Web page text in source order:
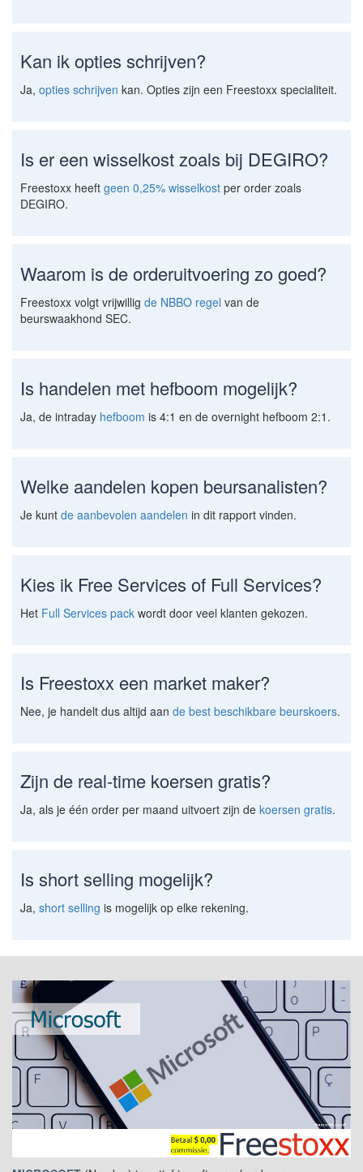
Kan ik opties schrijven?
Ja, opties schrijven kan. Opties zijn een Freestoxx specialiteit.
Is er een wisselkost zoals bij DEGIRO?
Freestoxx heeft geen 0,25% wisselkost per order zoals
DEGIRO.
Waarom is de orderuitvoering zo goed?
Freestoxx volgt vrijwillig de NBBO regel van de
beurswaakhond SEC.
Is handelen met hefboom mogelijk?
Ja, de intraday hefboom is 4:1 en de overnight hefboom 2:1.
Welke aandelen kopen beursanalisten?
Je kunt de aanbevolen aandelen in dit rapport vinden.
Kies ik Free Services of Full Services?
Het Full Services pack wordt door veel klanten gekozen.
Is Freestoxx een market maker?
Nee, je handelt dus altijd aan de best beschikbare beurskoers.
Zijn de real-time koersen gratis?
Ja, als je één order per maand uitvoert zijn de koersen gratis.
Is short selling mogelijk?
Ja, short selling is mogelijk op elke rekening.